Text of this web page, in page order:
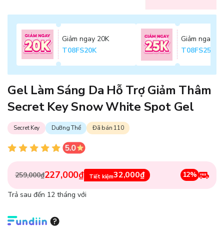
Giảm ngay 20K
T08FS20K
Giảm ngay
T08FS25K
Gel Làm Sáng Da Hỗ Trợ Giảm Thâm
Secret Key Snow White Spot Gel
Secret Key Dưỡng Thể Đã bán 110
259,000₫227,000₫ Tiết kiệm32,000₫ 12%
Trả sau đến 12 tháng với